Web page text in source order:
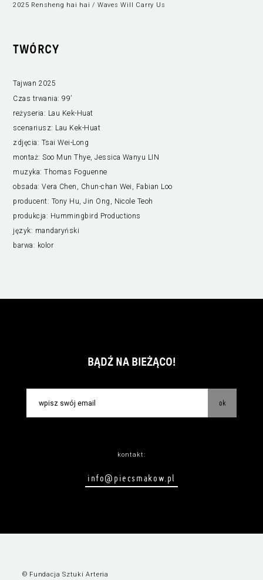
TWÓRCY
Tajwan 2025
Czas trwania: 99’
reżyseria: Lau Kek-Huat
scenariusz: Lau Kek-Huat
zdjęcia: Tsai Wei-Long
montaż:Soo Mun Thye, Jessica Wanyu LIN
muzyka:Thomas Foguenne
obsada:Vera Chen, Chun-chan Wei, Fabian Loo
producent: Tony Hu, Jin Ong, Nicole Teoh
produkcja: Hummingbird Productions
język: mandaryński
barwa: kolor
2025 Rensheng hai hai / Waves Will Carry Us
BĄDŹ NA BIEŻĄCO!
ok
kontakt:
info@piecsmakow.pl
© Fundacja Sztuki Arteria